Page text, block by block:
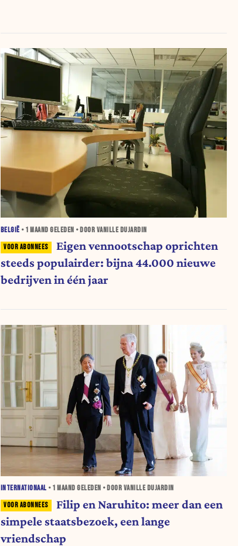
BELGIË • 1 MAAND GELEDEN • DOOR VANILLE DUJARDIN
Eigen vennootschap oprichten
steeds populairder: bijna 44.000 nieuwe
bedrijven in één jaar
INTERNATIONAAL • 1 MAAND GELEDEN • DOOR VANILLE DUJARDIN
Filip en Naruhito: meer dan een
simpele staatsbezoek, een lange
vriendschap